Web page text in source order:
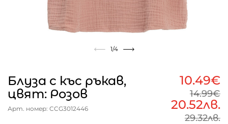
1/4
Блуза с къс ръкав,
цвят: Розов
Арт. номер: CCG3012446
10.49€
14.99€
20.52лв.
29.32лв.